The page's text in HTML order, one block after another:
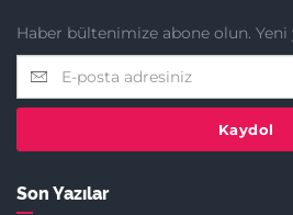
Haber bültenimize abone olun. Yeni
Kaydol
Son Yazılar